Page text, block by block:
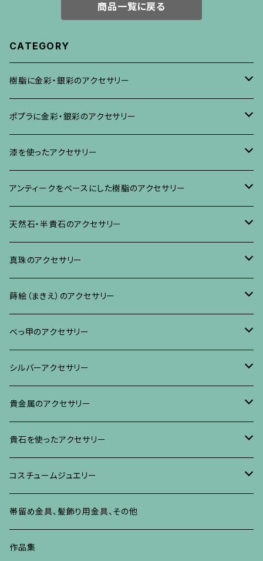
商品一覧に戻る
CATEGORY
樹脂に金彩・銀彩のアクセサリー
ブローチ
イヤリング・ピアス
ネックレス、その他
ポプラに金彩・銀彩のアクセサリー
ブローチ
イヤリング、ピアス
ネックレス、ペンダント
ブレスレット、バングル、その他
漆を使ったアクセサリー
ブローチ
イヤリング・ピアス
ネックレス・ペンダント
リング
ブレスレット・バングル、その他
アンティークをベースにした樹脂のアクセサリー
ブローチ
イヤリング・ピアス
ネックレス、ペンダント
ブレスレット、その他
天然石・半貴石のアクセサリー
ブローチ
イヤリング・ピアス
ネックレス、ペンダント
リング
ブレスレット、その他
真珠のアクセサリー
ブローチ
イヤリング・ピアス
ネックレス、ペンダント
リング
ブレスレット、その他
蒔絵（まきえ）のアクセサリー
べっ甲に蒔絵のアクセサリー
ブローチ
イヤリング・ピアス
真珠に蒔絵のアクセサリー
ブローチ
イヤリング、ピアス
水晶に蒔絵のアクセサリー
ブローチ
イヤリング、ピアス
朴の木やポプラに蒔絵のアクセサリー
ブローチ
イヤリング・ピアス
その他の蒔絵のアクセサリー
べっ甲のアクセサリー
ブローチ
イヤリング、ピアス
ネックレス、ペンダント
リング
ブレスレット、バングル、その他
シルバーアクセサリー
ブローチ
イヤリング、ピアス
ネックレス、ペンダント
リング
ブレスレット、バングル、その他
貴金属のアクセサリー
ブローチ
イヤリング、ピアス
ネックレス、ペンダント
ブレスレット、その他
貴石を使ったアクセサリー
ブローチ
イヤリング、ピアス
ネックレス、ペンダント
コスチュームジュエリー
ブローチ
イヤリング、ピアス
帯留め金具、髪飾り用金具、その他
作品集